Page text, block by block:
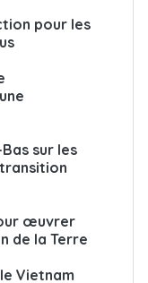
pour les
sur les
œuvrer
de la Terre
Vietnam